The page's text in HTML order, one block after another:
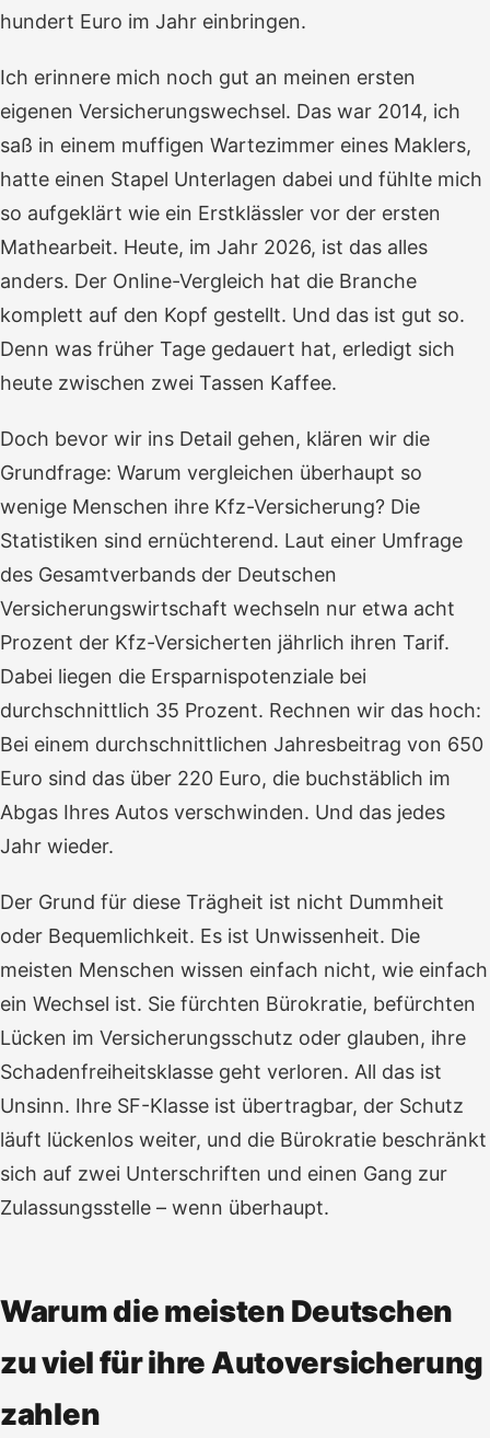
hundert Euro im Jahr einbringen.
Ich erinnere mich noch gut an meinen ersten
eigenen Versicherungswechsel. Das war 2014, ich
saß in einem muffigen Wartezimmer eines Maklers,
hatte einen Stapel Unterlagen dabei und fühlte mich
so aufgeklärt wie ein Erstklässler vor der ersten
Mathearbeit. Heute, im Jahr 2026, ist das alles
anders. Der Online-Vergleich hat die Branche
komplett auf den Kopf gestellt. Und das ist gut so.
Denn was früher Tage gedauert hat, erledigt sich
heute zwischen zwei Tassen Kaffee.
Doch bevor wir ins Detail gehen, klären wir die
Grundfrage: Warum vergleichen überhaupt so
wenige Menschen ihre Kfz-Versicherung? Die
Statistiken sind ernüchterend. Laut einer Umfrage
des Gesamtverbands der Deutschen
Versicherungswirtschaft wechseln nur etwa acht
Prozent der Kfz-Versicherten jährlich ihren Tarif.
Dabei liegen die Ersparnispotenziale bei
durchschnittlich 35 Prozent. Rechnen wir das hoch:
Bei einem durchschnittlichen Jahresbeitrag von 650
Euro sind das über 220 Euro, die buchstäblich im
Abgas Ihres Autos verschwinden. Und das jedes
Jahr wieder.
Der Grund für diese Trägheit ist nicht Dummheit
oder Bequemlichkeit. Es ist Unwissenheit. Die
meisten Menschen wissen einfach nicht, wie einfach
ein Wechsel ist. Sie fürchten Bürokratie, befürchten
Lücken im Versicherungsschutz oder glauben, ihre
Schadenfreiheitsklasse geht verloren. All das ist
Unsinn. Ihre SF-Klasse ist übertragbar, der Schutz
läuft lückenlos weiter, und die Bürokratie beschränkt
sich auf zwei Unterschriften und einen Gang zur
Zulassungsstelle – wenn überhaupt.
Warum die meisten Deutschen
zu viel für ihre Autoversicherung
zahlen